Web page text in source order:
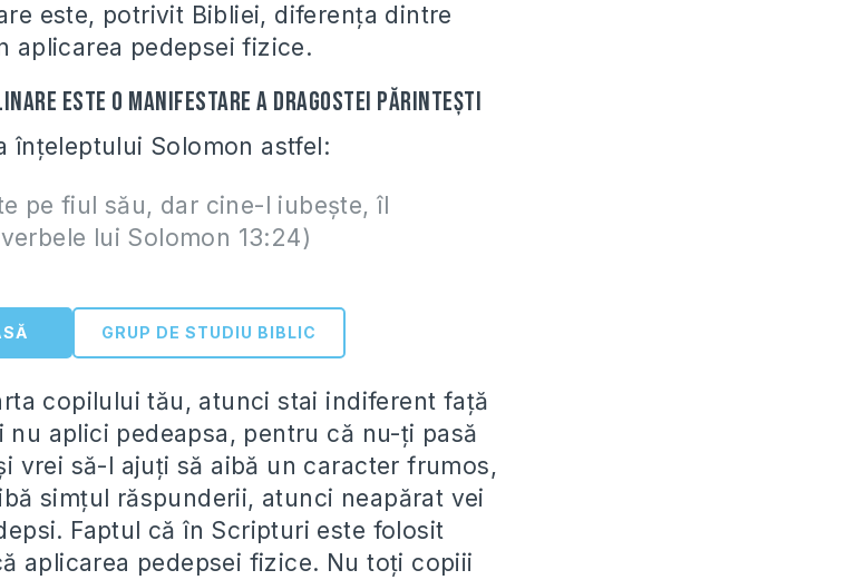
este, potrivit Bibliei, diferenţa dintre
aplicarea pedepsei fizice.
este o manifestare a dragostei părinteşti
înţeleptului Solomon astfel:
pe fiul său, dar cine-l iubeşte, îl
lui Solomon 13:24)
GRUP DE STUDIU BIBLIC
copilului tău, atunci stai indiferent faţă
aplici pedeapsa, pentru că nu-ţi pasă
vrei să-l ajuţi să aibă un caracter frumos,
simţul răspunderii, atunci neapărat vei
Faptul că în Scripturi este folosit
aplicarea pedepsei fizice. Nu toţi copiii